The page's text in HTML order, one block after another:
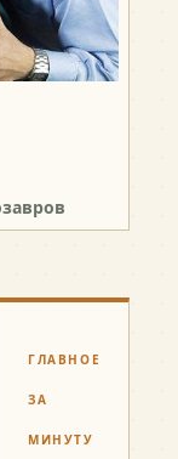
ГЛАВНОЕ
ЗА
МИНУТУ